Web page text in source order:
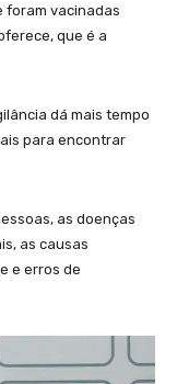
foram vacinadas
que é a
dá mais tempo
para encontrar
as doenças
as causas
e erros de